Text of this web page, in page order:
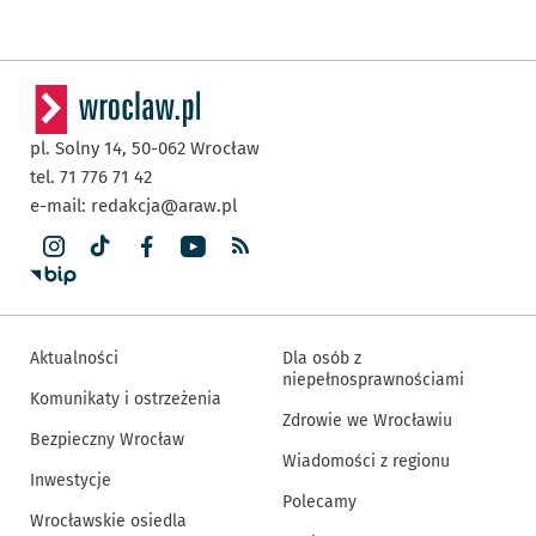
pl. Solny 14, 50-062 Wrocław
tel. 71 776 71 42
e-mail: redakcja@araw.pl
Aktualności
Komunikaty i ostrzeżenia
Bezpieczny Wrocław
Inwestycje
Wrocławskie osiedla
Dla osób z
niepełnosprawnościami
Zdrowie we Wrocławiu
Wiadomości z regionu
Polecamy